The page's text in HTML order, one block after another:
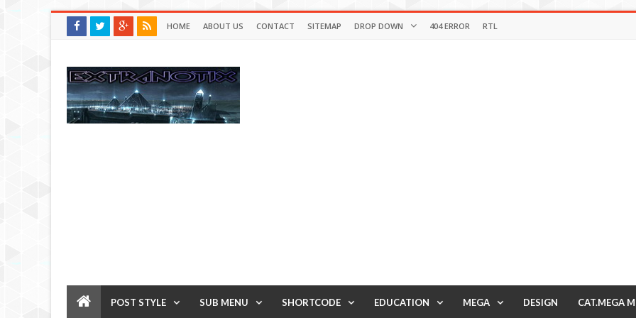
HOME ABOUT US CONTACT SITEMAP DROP DOWN 404 ERROR RTL
POST STYLE SUB MENU SHORTCODE EDUCATION MEGA DESIGN CAT.MEGA